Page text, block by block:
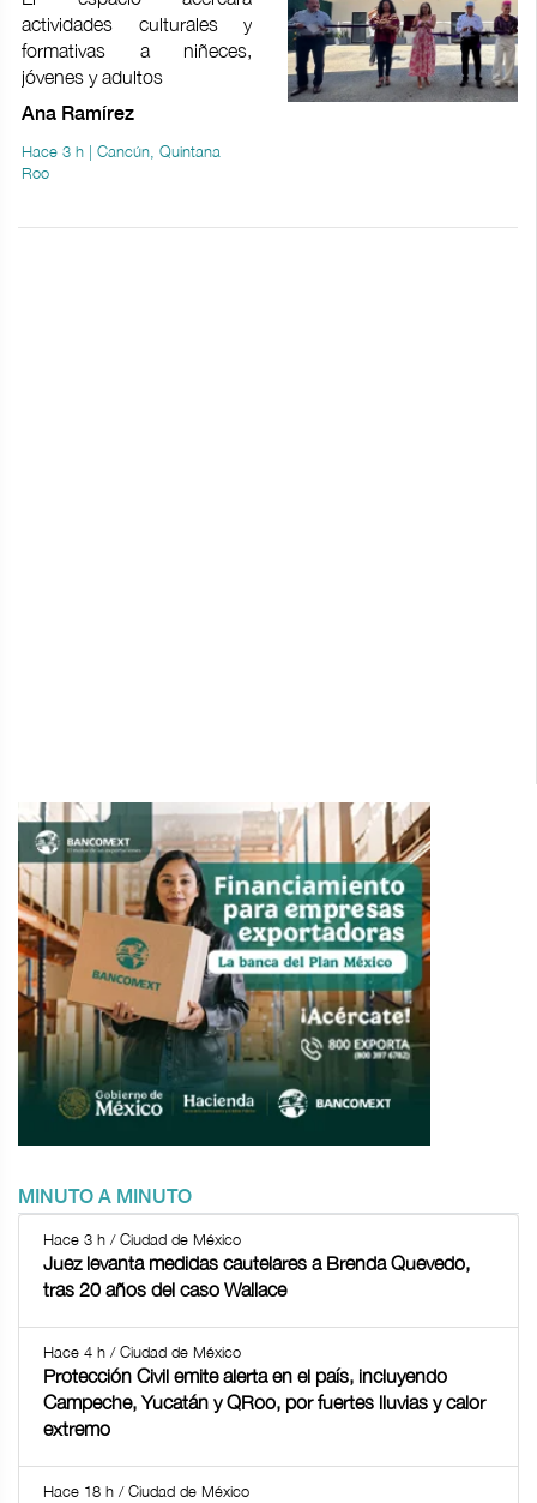
actividades culturales y
formativas a niñeces,
jóvenes y adultos
Ana Ramírez
Hace 3 h | Cancún, Quintana
Roo
MINUTO A MINUTO
Hace 3 h / Ciudad de México
Juez levanta medidas cautelares a Brenda Quevedo,
tras 20 años del caso Wallace
Hace 4 h / Ciudad de México
Protección Civil emite alerta en el país, incluyendo
Campeche, Yucatán y QRoo, por fuertes lluvias y calor
extremo
Hace 18 h / Ciudad de México